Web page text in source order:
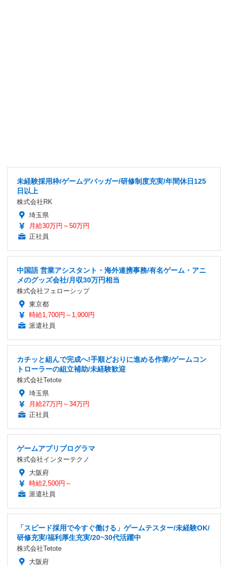
未経験採用枠/ゲームデバッガー/研修制度充実/年間休日125
日以上
株式会社RK
埼玉県
月給30万円～50万円
正社員
中国語 営業アシスタント・海外連携事務/有名ゲーム・アニ
メのグッズ会社/月収30万円相当
株式会社フェローシップ
東京都
時給1,700円～1,900円
派遣社員
カチッと組んで完成へ!手順どおりに進める作業/ゲームコン
トローラーの組立補助/未経験歓迎
株式会社Tetote
埼玉県
月給27万円～34万円
正社員
ゲームアプリプログラマ
株式会社インターテクノ
大阪府
時給2,500円～
派遣社員
「スピード採用で今すぐ働ける」ゲームテスター/未経験OK/
研修充実/福利厚生充実/20~30代活躍中
株式会社Tetote
大阪府